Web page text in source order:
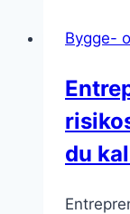
Bygge-
du